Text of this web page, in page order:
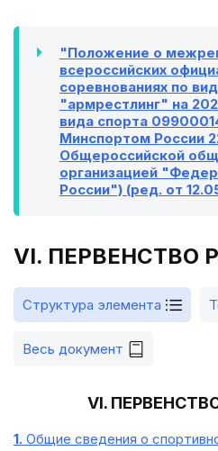
"Положение о
всероссийских
соревнованиях по
"армрестлинг" на
вида спорта
Минспортом России
Общероссийской
организацией
России") (ред. от
VI. ПЕРВЕНСТВО
Структура элемента
Весь документ
VI.
1. Общие сведения о